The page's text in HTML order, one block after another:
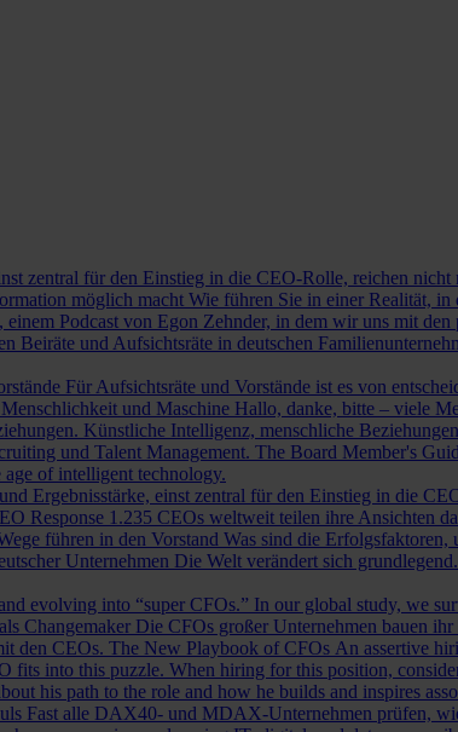
zentral für den Einstieg in die CEO-Rolle, reichen
möglich macht Wie führen Sie in einer Realität, in
Podcast von Egon Zehnder, in dem wir uns mit
Beiräte und Aufsichtsräte in deutschen
Für Aufsichtsräte und Vorstände ist es von
und Maschine Hallo, danke, bitte – viele
Künstliche Intelligenz, menschliche Beziehungen
und Talent Management. The Board Member's
of intelligent technology.
Ergebnisstärke, einst zentral für den Einstieg in die
Response 1.235 CEOs weltweit teilen ihre Ansichten
führen in den Vorstand Was sind die Erfolgsfaktoren,
Unternehmen Die Welt verändert sich
evolving into “super CFOs.” In our global study, we
Changemaker Die CFOs großer Unternehmen bauen
den CEOs. The New Playbook of CFOs An assertive
fits into this puzzle. When hiring for this position,
his path to the role and how he builds and inspires
Fast alle DAX40- und MDAX-Unternehmen prüfen,